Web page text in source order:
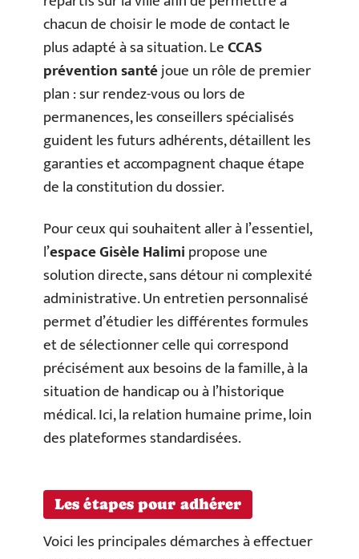
chacun de choisir le mode de contact le
plus adapté à sa situation. LeCCAS
prévention santéjoue un rôle de premier
plan : sur rendez-vous ou lors de
permanences, les conseillers spécialisés
guident les futurs adhérents, détaillent les
garanties et accompagnent chaque étape
de la constitution du dossier.
Pour ceux qui souhaitent aller à l’essentiel,
l’espace Gisèle Halimipropose une
solution directe, sans détour ni complexité
administrative. Un entretien personnalisé
permet d’étudier les différentes formules
et de sélectionner celle qui correspond
précisément aux besoins de la famille, à la
situation de handicap ou à l’historique
médical. Ici, la relation humaine prime, loin
des plateformes standardisées.
Les étapes pour adhérer
Voici les principales démarches à effectuer